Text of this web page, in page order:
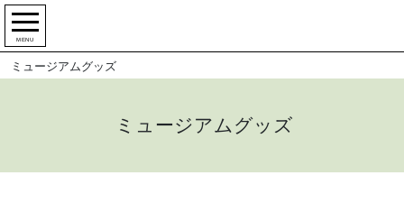
MENU
ミュージアムグッズ
ミュージアムグッズ